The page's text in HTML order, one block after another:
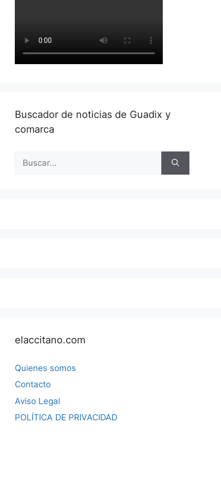
Buscador de noticias de Guadix y
comarca
elaccitano.com
Quienes somos
Contacto
Aviso Legal
POLÍTICA DE PRIVACIDAD